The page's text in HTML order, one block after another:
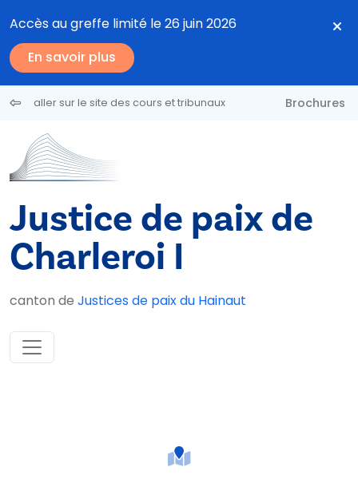
Accès au greffe limité le 26 juin 2026
En savoir plus
aller sur le site des cours et tribunaux Brochures
Justice de paix de
Charleroi I
canton de Justices de paix du Hainaut